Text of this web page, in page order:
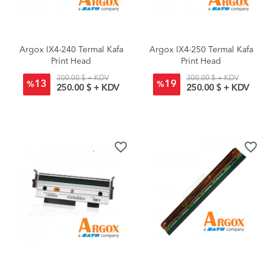
Argox IX4-240 Termal Kafa
Print Head
%13
300.00 $ + KDV
250.00 $ + KDV
Argox IX4-250 Termal Kafa
Print Head
%19
300.00 $ + KDV
250.00 $ + KDV
favorite_border favorite_border